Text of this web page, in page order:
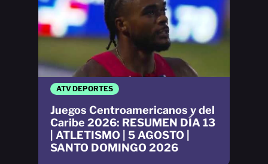
ATV DEPORTES
Juegos Centroamericanos y del
Caribe 2026: RESUMEN DÍA 13
| ATLETISMO | 5 AGOSTO |
SANTO DOMINGO 2026